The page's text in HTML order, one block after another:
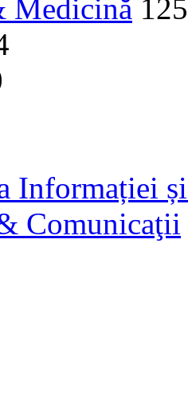
Medicină 125
Informației
Comunicaţii